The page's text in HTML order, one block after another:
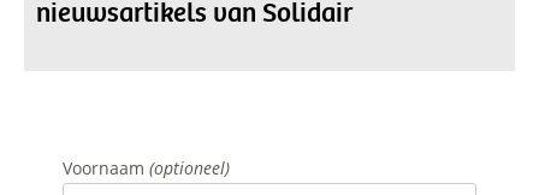
nieuwsartikels van Solidair